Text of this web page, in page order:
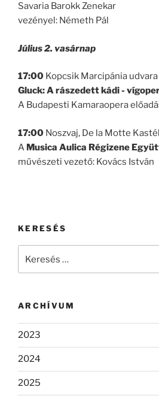
Savaria Barokk Zenekar
vezényel: Németh Pál
Július 2. vasárnap
17:00 Kopcsik Marcipánia udvara
Gluck: A rászedett kádi -
A Budapesti Kamaraopera
17:00 Noszvaj, De la Motte
A Musica Aulica Régizene
művészeti vezető: Kovács István
KERESÉS
ARCHÍVUM
2023
2024
2025